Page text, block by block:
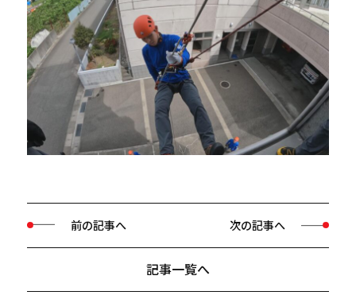
前の記事へ
記事一覧へ
次の記事へ